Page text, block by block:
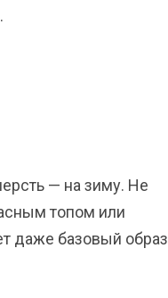
— на зиму. Не
топом или
даже базовый образ